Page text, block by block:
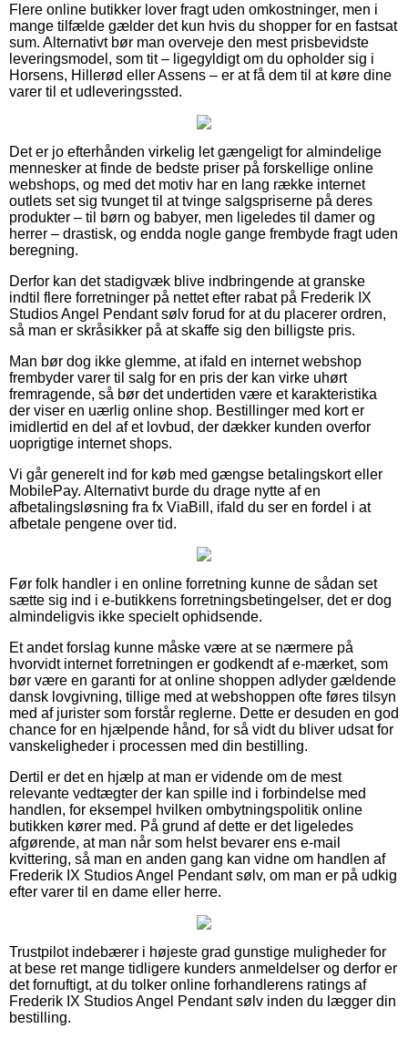
Flere online butikker lover fragt uden omkostninger, men i
mange tilfælde gælder det kun hvis du shopper for en fastsat
sum. Alternativt bør man overveje den mest prisbevidste
leveringsmodel, som tit – ligegyldigt om du opholder sig i
Horsens, Hillerød eller Assens – er at få dem til at køre dine
varer til et udleveringssted.
Det er jo efterhånden virkelig let gængeligt for almindelige
mennesker at finde de bedste priser på forskellige online
webshops, og med det motiv har en lang række internet
outlets set sig tvunget til at tvinge salgspriserne på deres
produkter – til børn og babyer, men ligeledes til damer og
herrer – drastisk, og endda nogle gange frembyde fragt uden
beregning.
Derfor kan det stadigvæk blive indbringende at granske
indtil flere forretninger på nettet efter rabat på Frederik IX
Studios Angel Pendant sølv forud for at du placerer ordren,
så man er skråsikker på at skaffe sig den billigste pris.
Man bør dog ikke glemme, at ifald en internet webshop
frembyder varer til salg for en pris der kan virke uhørt
fremragende, så bør det undertiden være et karakteristika
der viser en uærlig online shop. Bestillinger med kort er
imidlertid en del af et lovbud, der dækker kunden overfor
uoprigtige internet shops.
Vi går generelt ind for køb med gængse betalingskort eller
MobilePay. Alternativt burde du drage nytte af en
afbetalingsløsning fra fx ViaBill, ifald du ser en fordel i at
afbetale pengene over tid.
Før folk handler i en online forretning kunne de sådan set
sætte sig ind i e-butikkens forretningsbetingelser, det er dog
almindeligvis ikke specielt ophidsende.
Et andet forslag kunne måske være at se nærmere på
hvorvidt internet forretningen er godkendt af e-mærket, som
bør være en garanti for at online shoppen adlyder gældende
dansk lovgivning, tillige med at webshoppen ofte føres tilsyn
med af jurister som forstår reglerne. Dette er desuden en god
chance for en hjælpende hånd, for så vidt du bliver udsat for
vanskeligheder i processen med din bestilling.
Dertil er det en hjælp at man er vidende om de mest
relevante vedtægter der kan spille ind i forbindelse med
handlen, for eksempel hvilken ombytningspolitik online
butikken kører med. På grund af dette er det ligeledes
afgørende, at man når som helst bevarer ens e-mail
kvittering, så man en anden gang kan vidne om handlen af
Frederik IX Studios Angel Pendant sølv, om man er på udkig
efter varer til en dame eller herre.
Trustpilot indebærer i højeste grad gunstige muligheder for
at bese ret mange tidligere kunders anmeldelser og derfor er
det fornuftigt, at du tolker online forhandlerens ratings af
Frederik IX Studios Angel Pendant sølv inden du lægger din
bestilling.